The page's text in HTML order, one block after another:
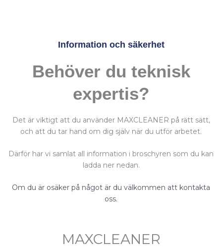
Information och säkerhet
Behöver du teknisk
expertis?
Det är viktigt att du använder MAXCLEANER på rätt sätt,
och att du tar hand om dig själv när du utför arbetet.
Därför har vi samlat all information i broschyren som du kan
ladda ner nedan.
Om du är osäker på något är du välkommen att kontakta
oss.
MAXCLEANER